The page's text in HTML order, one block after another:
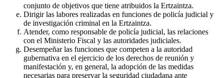
conjunto de objetivos que tiene atribuidos la Ertzaintza.
Dirigir las labores realizadas en funciones de policía judicial y
de investigación criminal en la Ertzaintza.
Atender, como responsable de policía judicial, las relaciones
con el Ministerio Fiscal y las autoridades judiciales.
Desempeñar las funciones que competen a la autoridad
gubernativa en el ejercicio de los derechos de reunión y
manifestación y, en general, la adopción de las medidas
necesarias para preservar la seguridad ciudadana ante